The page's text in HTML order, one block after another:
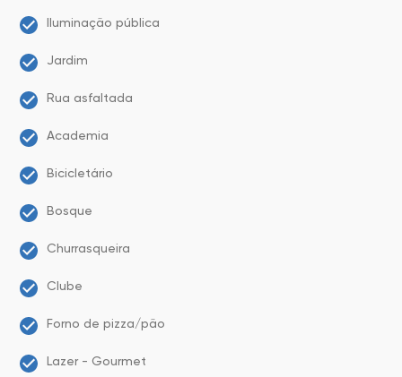
Iluminação pública
Jardim
Rua asfaltada
Academia
Bicicletário
Bosque
Churrasqueira
Clube
Forno de pizza/pão
Lazer - Gourmet